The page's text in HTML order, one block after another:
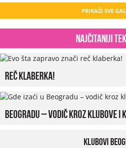
PRIKAŽI SVE
Najčitaniji
reč klaberka!
Beogradu – vodič kroz klubove i
Klubovi